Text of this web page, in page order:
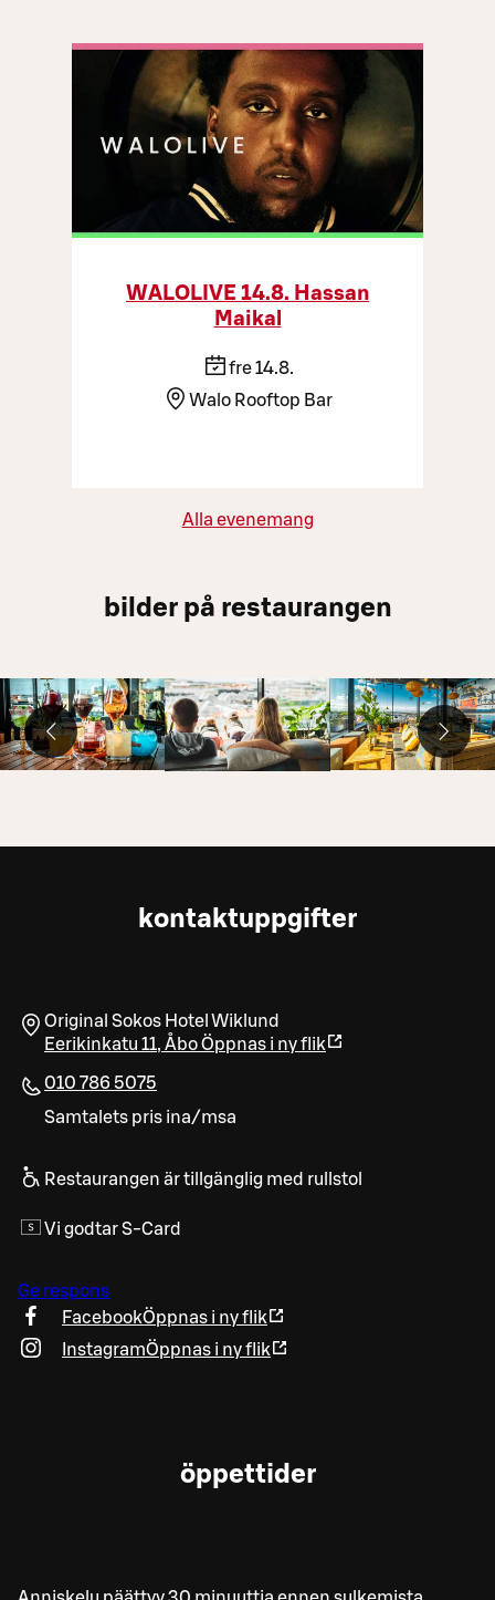
WALOLIVE 14.8. Hassan
Maikal
fre 14.8.
Walo Rooftop Bar
Alla evenemang
bilder på restaurangen
kontaktuppgifter
Original Sokos Hotel Wiklund
Eerikinkatu 11, ÅboÖppnas i ny flik
010 786 5075
Samtalets pris ina/msa
Restaurangen är tillgänglig med rullstol
Vi godtar S-Card
Ge respons
FacebookÖppnas i ny flik
InstagramÖppnas i ny flik
öppettider